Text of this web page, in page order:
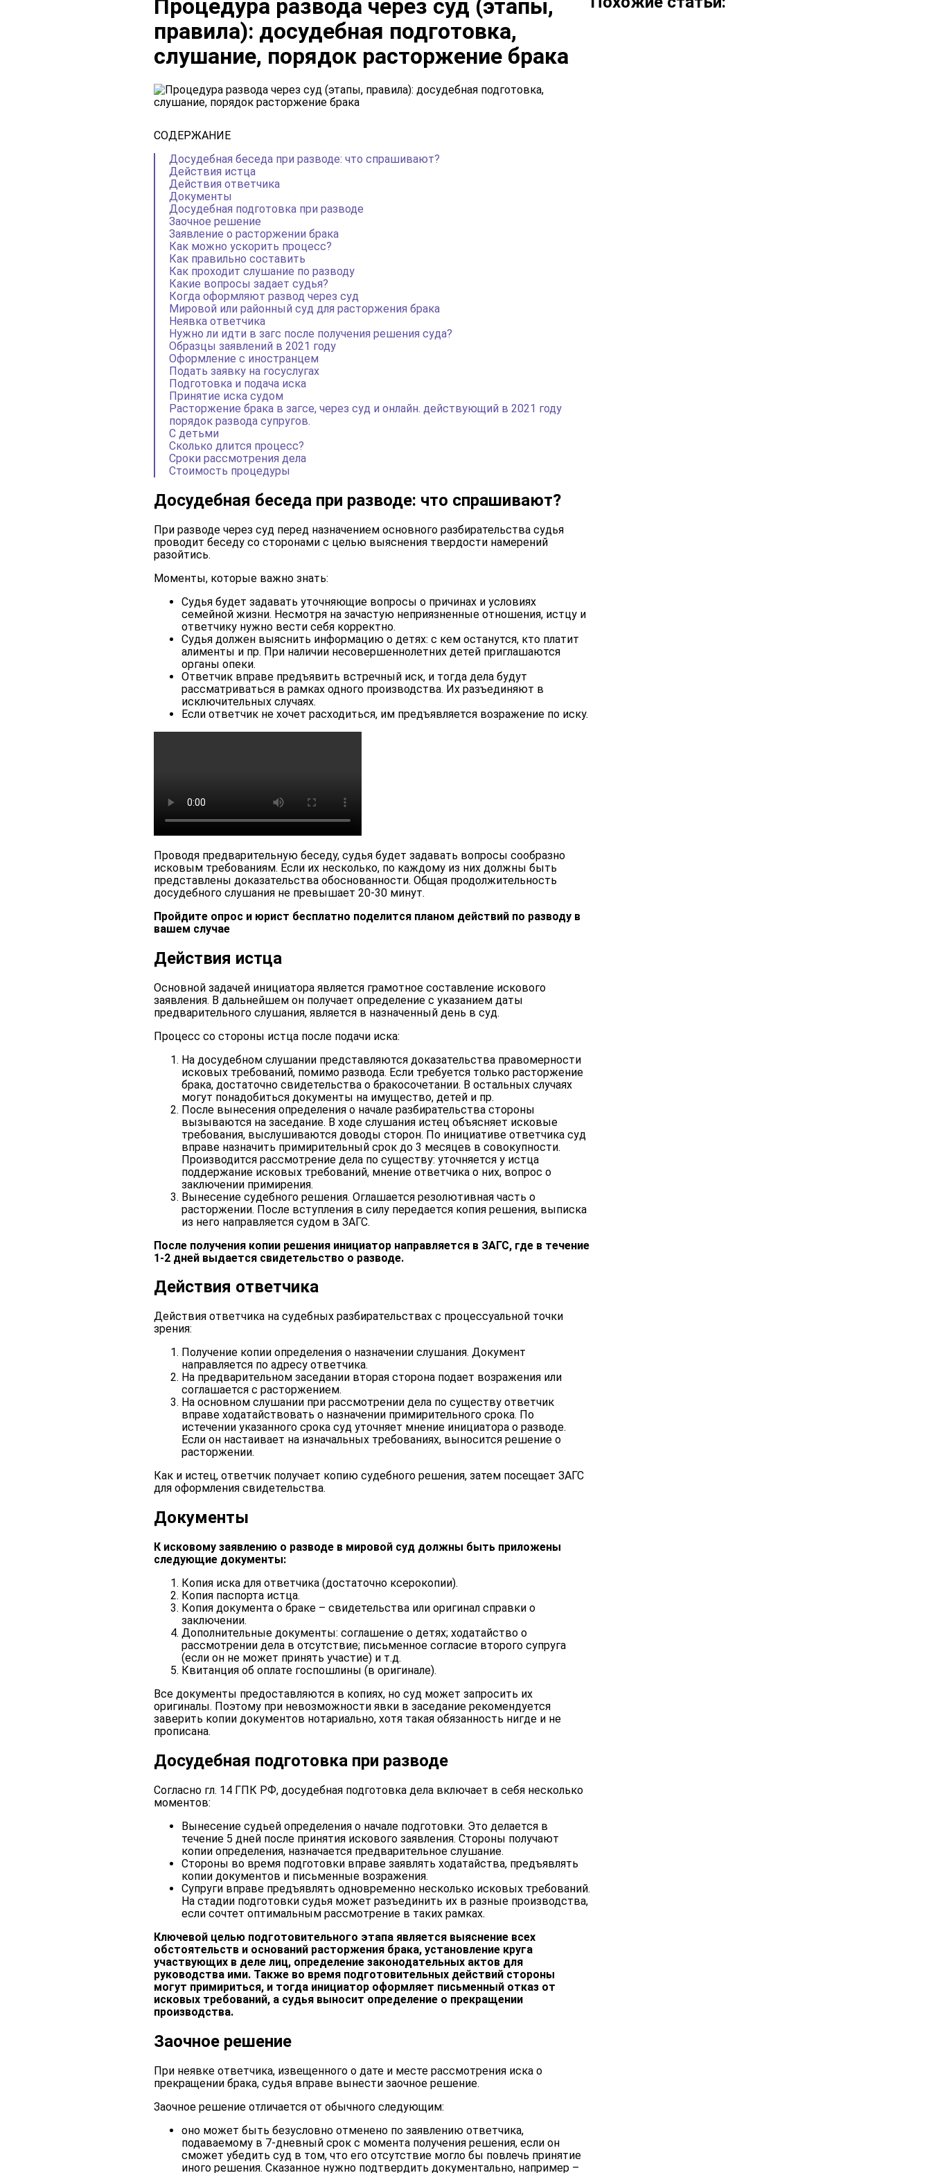
Процедура развода через суд (этапы,
правила): досудебная подготовка,
слушание, порядок расторжение брака
СОДЕРЖАНИЕ
Досудебная беседа при разводе: что спрашивают?
Действия истца
Действия ответчика
Документы
Досудебная подготовка при разводе
Заочное решение
Заявление о расторжении брака
Как можно ускорить процесс?
Как правильно составить
Как проходит слушание по разводу
Какие вопросы задает судья?
Когда оформляют развод через суд
Мировой или районный суд для расторжения брака
Неявка ответчика
Нужно ли идти в загс после получения решения суда?
Образцы заявлений в 2021 году
Оформление с иностранцем
Подать заявку на госуслугах
Подготовка и подача иска
Принятие иска судом
Расторжение брака в загсе, через суд и онлайн. действующий в 2021 году
порядок развода супругов.
С детьми
Сколько длится процесс?
Сроки рассмотрения дела
Стоимость процедуры
Досудебная беседа при разводе: что спрашивают?
При разводе через суд перед назначением основного разбирательства судья
проводит беседу со сторонами с целью выяснения твердости намерений
разойтись.
Моменты, которые важно знать:
Судья будет задавать уточняющие вопросы о причинах и условиях
семейной жизни. Несмотря на зачастую неприязненные отношения, истцу и
ответчику нужно вести себя корректно.
Судья должен выяснить информацию о детях: с кем останутся, кто платит
алименты и пр. При наличии несовершеннолетних детей приглашаются
органы опеки.
Ответчик вправе предъявить встречный иск, и тогда дела будут
рассматриваться в рамках одного производства. Их разъединяют в
исключительных случаях.
Если ответчик не хочет расходиться, им предъявляется возражение по иску.
Проводя предварительную беседу, судья будет задавать вопросы сообразно
исковым требованиям. Если их несколько, по каждому из них должны быть
представлены доказательства обоснованности. Общая продолжительность
досудебного слушания не превышает 20-30 минут.
Пройдите опрос и юрист бесплатно поделится планом действий по разводу в
вашем случае
Действия истца
Основной задачей инициатора является грамотное составление искового
заявления. В дальнейшем он получает определение с указанием даты
предварительного слушания, является в назначенный день в суд.
Процесс со стороны истца после подачи иска:
На досудебном слушании представляются доказательства правомерности
исковых требований, помимо развода. Если требуется только расторжение
брака, достаточно свидетельства о бракосочетании. В остальных случаях
могут понадобиться документы на имущество, детей и пр.
После вынесения определения о начале разбирательства стороны
вызываются на заседание. В ходе слушания истец объясняет исковые
требования, выслушиваются доводы сторон. По инициативе ответчика суд
вправе назначить примирительный срок до 3 месяцев в совокупности.
Производится рассмотрение дела по существу: уточняется у истца
поддержание исковых требований, мнение ответчика о них, вопрос о
заключении примирения.
Вынесение судебного решения. Оглашается резолютивная часть о
расторжении. После вступления в силу передается копия решения, выписка
из него направляется судом в ЗАГС.
После получения копии решения инициатор направляется в ЗАГС, где в течение
1-2 дней выдается свидетельство о разводе.
Действия ответчика
Действия ответчика на судебных разбирательствах с процессуальной точки
зрения:
Получение копии определения о назначении слушания. Документ
направляется по адресу ответчика.
На предварительном заседании вторая сторона подает возражения или
соглашается с расторжением.
На основном слушании при рассмотрении дела по существу ответчик
вправе ходатайствовать о назначении примирительного срока. По
истечении указанного срока суд уточняет мнение инициатора о разводе.
Если он настаивает на изначальных требованиях, выносится решение о
расторжении.
Как и истец, ответчик получает копию судебного решения, затем посещает ЗАГС
для оформления свидетельства.
Документы
К исковому заявлению о разводе в мировой суд должны быть приложены
следующие документы:
Копия иска для ответчика (достаточно ксерокопии).
Копия паспорта истца.
Копия документа о браке – свидетельства или оригинал справки о
заключении.
Дополнительные документы: соглашение о детях; ходатайство о
рассмотрении дела в отсутствие; письменное согласие второго супруга
(если он не может принять участие) и т.д.
Квитанция об оплате госпошлины (в оригинале).
Все документы предоставляются в копиях, но суд может запросить их
оригиналы. Поэтому при невозможности явки в заседание рекомендуется
заверить копии документов нотариально, хотя такая обязанность нигде и не
прописана.
Досудебная подготовка при разводе
Согласно гл. 14 ГПК РФ, досудебная подготовка дела включает в себя несколько
моментов:
Вынесение судьей определения о начале подготовки. Это делается в
течение 5 дней после принятия искового заявления. Стороны получают
копии определения, назначается предварительное слушание.
Стороны во время подготовки вправе заявлять ходатайства, предъявлять
копии документов и письменные возражения.
Супруги вправе предъявлять одновременно несколько исковых требований.
На стадии подготовки судья может разъединить их в разные производства,
если сочтет оптимальным рассмотрение в таких рамках.
Ключевой целью подготовительного этапа является выяснение всех
обстоятельств и оснований расторжения брака, установление круга
участвующих в деле лиц, определение законодательных актов для
руководства ими. Также во время подготовительных действий стороны
могут примириться, и тогда инициатор оформляет письменный отказ от
исковых требований, а судья выносит определение о прекращении
производства.
Заочное решение
При неявке ответчика, извещенного о дате и месте рассмотрения иска о
прекращении брака, судья вправе вынести заочное решение.
Заочное решение отличается от обычного следующим:
оно может быть безусловно отменено по заявлению ответчика,
подаваемому в 7-дневный срок с момента получения решения, если он
сможет убедить суд в том, что его отсутствие могло бы повлечь принятие
иного решения. Сказанное нужно подтвердить документально, например –